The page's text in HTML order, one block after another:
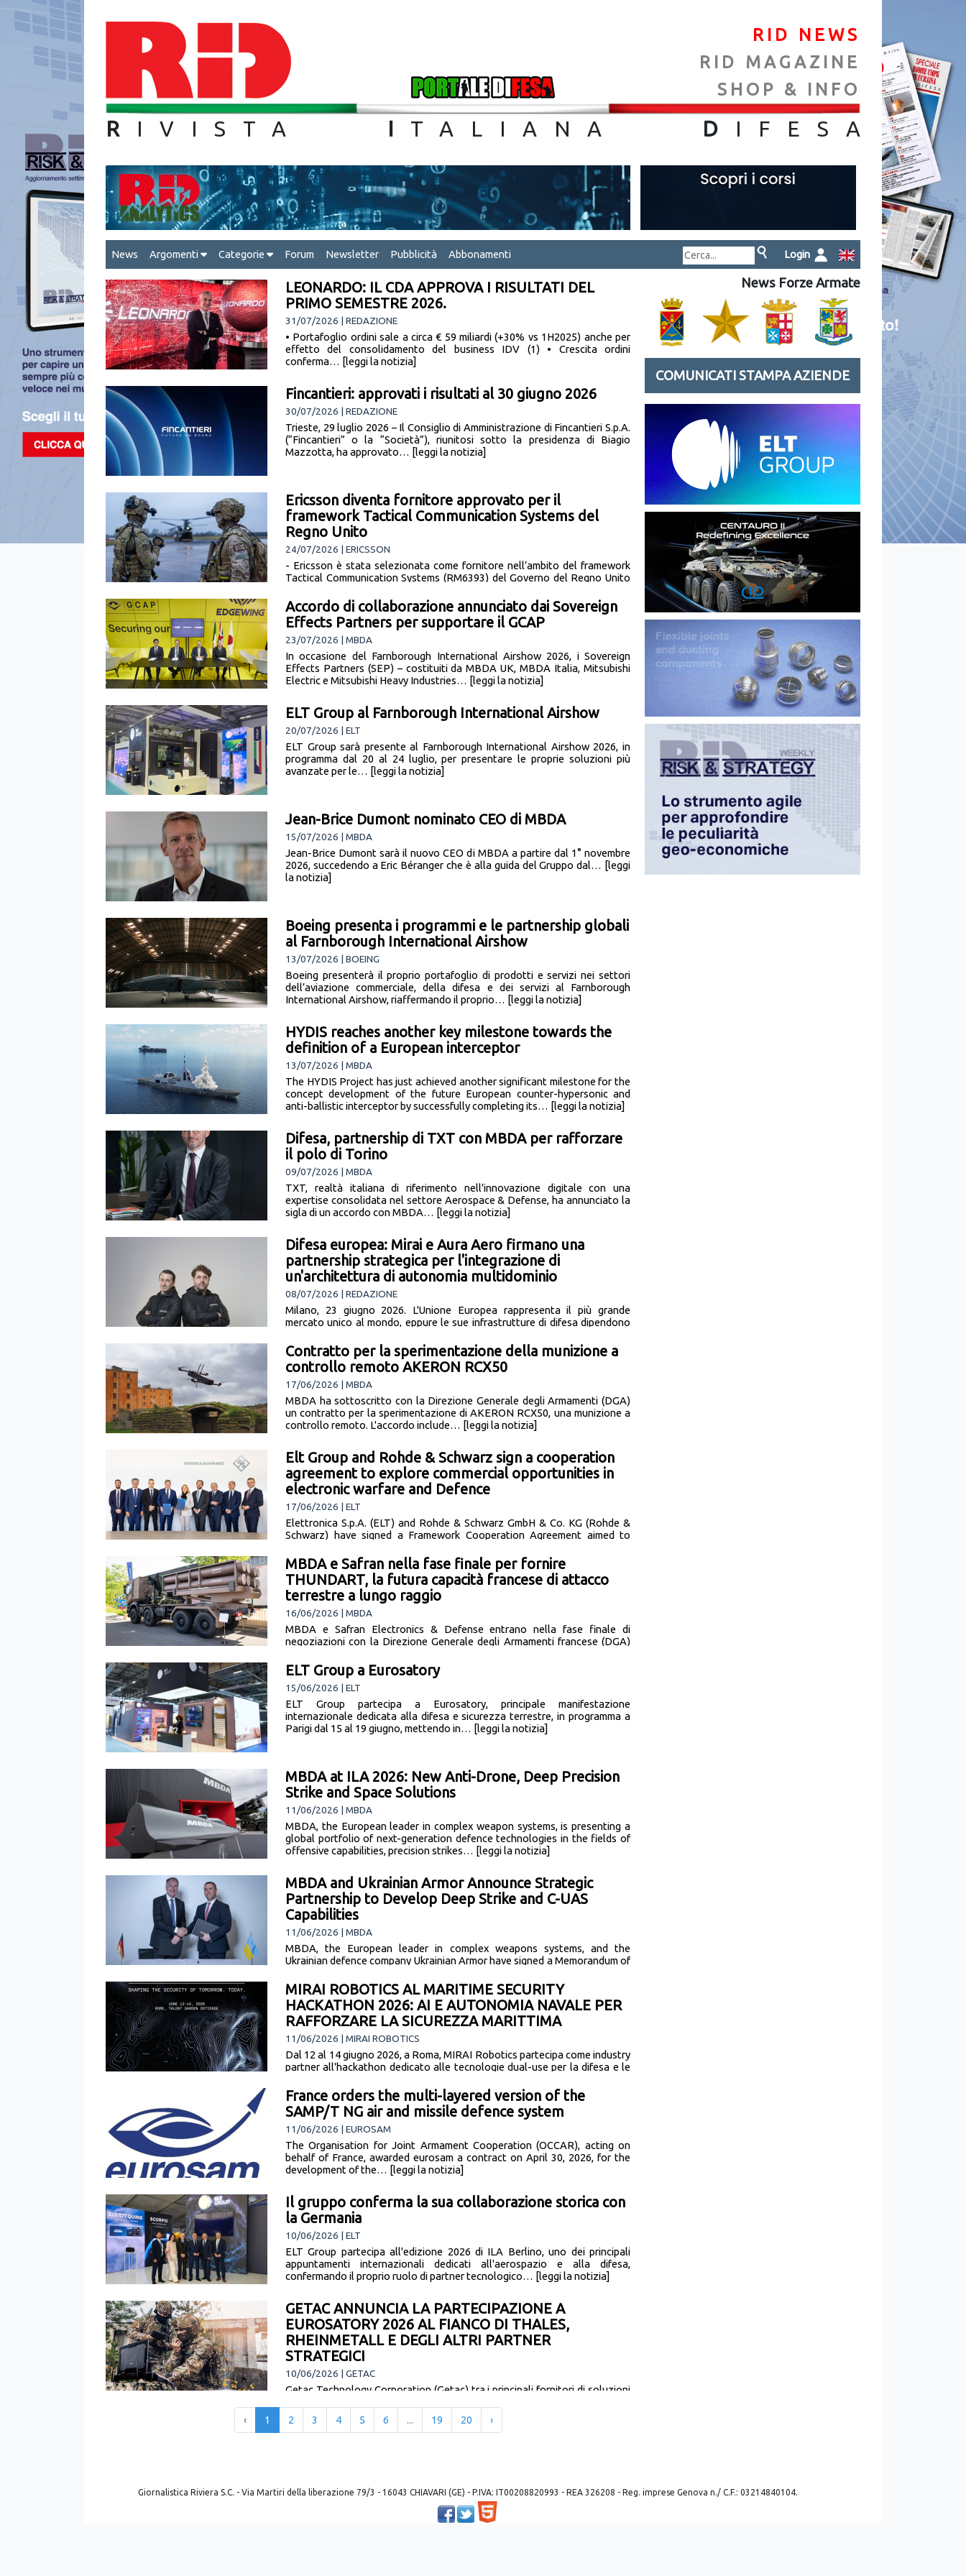
RID NEWS
RID MAGAZINE
SHOP & INFO
R IVISTA I TALIANA D IFES A
News Argomenti Categorie Forum Newsletter Pubblicità Abbonamenti Login
LEONARDO: IL CDA APPROVA I RISULTATI DEL
PRIMO SEMESTRE 2026.
31/07/2026 | REDAZIONE
• Portafoglio ordini sale a circa € 59 miliardi (+30% vs 1H2025) anche per
effetto del consolidamento del business IDV (1) • Crescita ordini
conferma… [leggi la notizia]
Fincantieri: approvati i risultati al 30 giugno 2026
30/07/2026 | REDAZIONE
Trieste, 29 luglio 2026 – Il Consiglio di Amministrazione di Fincantieri S.p.A.
(“Fincantieri” o la “Società”), riunitosi sotto la presidenza di Biagio
Mazzotta, ha approvato… [leggi la notizia]
Ericsson diventa fornitore approvato per il
framework Tactical Communication Systems del
Regno Unito
24/07/2026 | ERICSSON
- Ericsson è stata selezionata come fornitore nell’ambito del framework
Tactical Communication Systems (RM6393) del Governo del Regno Unito
Accordo di collaborazione annunciato dai Sovereign
Effects Partners per supportare il GCAP
23/07/2026 | MBDA
In occasione del Farnborough International Airshow 2026, i Sovereign
Effects Partners (SEP) – costituiti da MBDA UK, MBDA Italia, Mitsubishi
Electric e Mitsubishi Heavy Industries… [leggi la notizia]
ELT Group al Farnborough International Airshow
20/07/2026 | ELT
ELT Group sarà presente al Farnborough International Airshow 2026, in
programma dal 20 al 24 luglio, per presentare le proprie soluzioni più
avanzate per le… [leggi la notizia]
Jean-Brice Dumont nominato CEO di MBDA
15/07/2026 | MBDA
Jean-Brice Dumont sarà il nuovo CEO di MBDA a partire dal 1° novembre
2026, succedendo a Eric Béranger che è alla guida del Gruppo dal… [leggi
la notizia]
Boeing presenta i programmi e le partnership globali
al Farnborough International Airshow
13/07/2026 | BOEING
Boeing presenterà il proprio portafoglio di prodotti e servizi nei settori
dell’aviazione commerciale, della difesa e dei servizi al Farnborough
International Airshow, riaffermando il proprio… [leggi la notizia]
HYDIS reaches another key milestone towards the
definition of a European interceptor
13/07/2026 | MBDA
The HYDIS Project has just achieved another significant milestone for the
concept development of the future European counter-hypersonic and
anti-ballistic interceptor by successfully completing its… [leggi la notizia]
Difesa, partnership di TXT con MBDA per rafforzare
il polo di Torino
09/07/2026 | MBDA
TXT, realtà italiana di riferimento nell’innovazione digitale con una
expertise consolidata nel settore Aerospace & Defense, ha annunciato la
sigla di un accordo con MBDA… [leggi la notizia]
Difesa europea: Mirai e Aura Aero firmano una
partnership strategica per l'integrazione di
un'architettura di autonomia multidominio
08/07/2026 | REDAZIONE
Milano, 23 giugno 2026. L'Unione Europea rappresenta il più grande
mercato unico al mondo, eppure le sue infrastrutture di difesa dipendono
Contratto per la sperimentazione della munizione a
controllo remoto AKERON RCX50
17/06/2026 | MBDA
MBDA ha sottoscritto con la Direzione Generale degli Armamenti (DGA)
un contratto per la sperimentazione di AKERON RCX50, una munizione a
controllo remoto. L'accordo include… [leggi la notizia]
Elt Group and Rohde & Schwarz sign a cooperation
agreement to explore commercial opportunities in
electronic warfare and Defence
17/06/2026 | ELT
Elettronica S.p.A. (ELT) and Rohde & Schwarz GmbH & Co. KG (Rohde &
Schwarz) have signed a Framework Cooperation Agreement aimed to
MBDA e Safran nella fase finale per fornire
THUNDART, la futura capacità francese di attacco
terrestre a lungo raggio
16/06/2026 | MBDA
MBDA e Safran Electronics & Defense entrano nella fase finale di
negoziazioni con la Direzione Generale degli Armamenti francese (DGA)
ELT Group a Eurosatory
15/06/2026 | ELT
ELT Group partecipa a Eurosatory, principale manifestazione
internazionale dedicata alla difesa e sicurezza terrestre, in programma a
Parigi dal 15 al 19 giugno, mettendo in… [leggi la notizia]
MBDA at ILA 2026: New Anti-Drone, Deep Precision
Strike and Space Solutions
11/06/2026 | MBDA
MBDA, the European leader in complex weapon systems, is presenting a
global portfolio of next-generation defence technologies in the fields of
offensive capabilities, precision strikes… [leggi la notizia]
MBDA and Ukrainian Armor Announce Strategic
Partnership to Develop Deep Strike and C-UAS
Capabilities
11/06/2026 | MBDA
MBDA, the European leader in complex weapons systems, and the
Ukrainian defence company Ukrainian Armor have signed a Memorandum of
MIRAI ROBOTICS AL MARITIME SECURITY
HACKATHON 2026: AI E AUTONOMIA NAVALE PER
RAFFORZARE LA SICUREZZA MARITTIMA
11/06/2026 | MIRAI ROBOTICS
Dal 12 al 14 giugno 2026, a Roma, MIRAI Robotics partecipa come industry
partner all'hackathon dedicato alle tecnologie dual-use per la difesa e le
France orders the multi-layered version of the
SAMP/T NG air and missile defence system
11/06/2026 | EUROSAM
The Organisation for Joint Armament Cooperation (OCCAR), acting on
behalf of France, awarded eurosam a contract on April 30, 2026, for the
development of the… [leggi la notizia]
Il gruppo conferma la sua collaborazione storica con
la Germania
10/06/2026 | ELT
ELT Group partecipa all'edizione 2026 di ILA Berlino, uno dei principali
appuntamenti internazionali dedicati all'aerospazio e alla difesa,
confermando il proprio ruolo di partner tecnologico… [leggi la notizia]
GETAC ANNUNCIA LA PARTECIPAZIONE A
EUROSATORY 2026 AL FIANCO DI THALES,
RHEINMETALL E DEGLI ALTRI PARTNER
STRATEGICI
10/06/2026 | GETAC
Getac Technology Corporation (Getac) tra i principali fornitori di soluzioni
avanzate competenze interne, ha annunciato… [leggi la notizia]
‹ 1 2 3 4 5 6 ... 19 20 ›
News Forze Armate
COMUNICATI STAMPA AZIENDE
Giornalistica Riviera S.C. - Via Martiri della liberazione 79/3 - 16043 CHIAVARI (GE) - P.IVA: IT00208820993 - REA 326208 - Reg. imprese Genova n./ C.F.: 03214840104.